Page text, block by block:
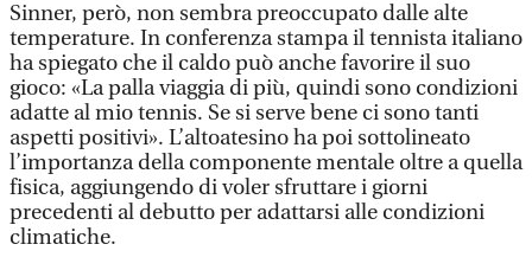
Sinner, però, non sembra preoccupato dalle alte
temperature. In conferenza stampa il tennista italiano
ha spiegato che il caldo può anche favorire il suo
gioco: «La palla viaggia di più, quindi sono condizioni
adatte al mio tennis. Se si serve bene ci sono tanti
aspetti positivi». L’altoatesino ha poi sottolineato
l’importanza della componente mentale oltre a quella
fisica, aggiungendo di voler sfruttare i giorni
precedenti al debutto per adattarsi alle condizioni
climatiche.